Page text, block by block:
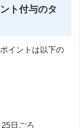
ト付与のタ
イントは以下の
日ごろ